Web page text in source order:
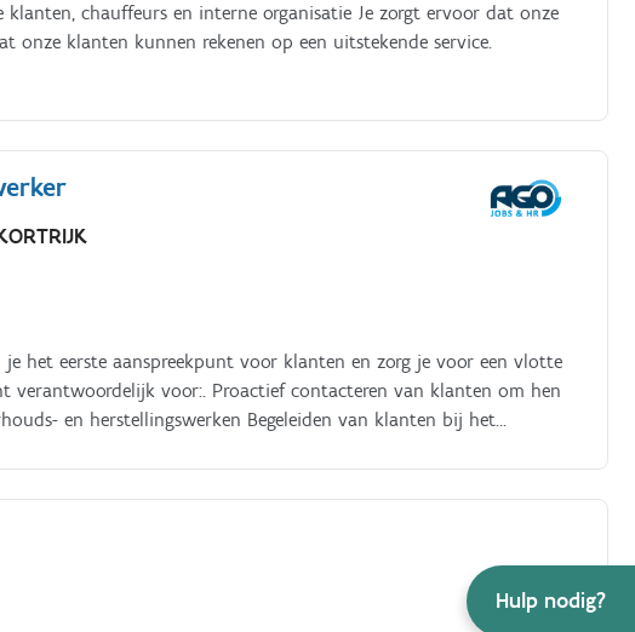
Hulp nodig?
chauffeurs en interne organisatie Je zorgt ervoor dat onze
klanten kunnen rekenen op een uitstekende service.
je het eerste aanspreekpunt voor klanten en zorg je voor een vlotte
verantwoordelijk voor:. Proactief contacteren van klanten om hen
en herstellingswerken Begeleiden van klanten bij het
met collega's om een efficiënte en klantgerichte